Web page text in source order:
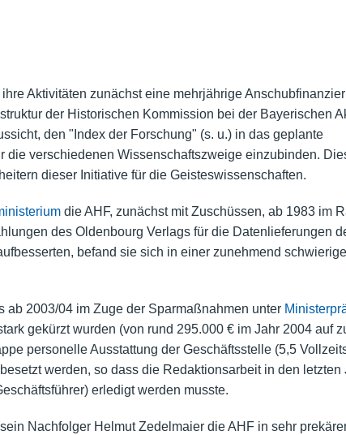
Aktivitäten zunächst eine mehrjährige
der Historischen Kommission bei der Bayerischen
den "Index der Forschung" (s. u.) in das geplante
die verschiedenen Wissenschaftszweige einzubinden.
dieser Initiative für die Geisteswissenschaften.
die AHF, zunächst mit Zuschüssen, ab 1983 im
des Oldenbourg Verlags für die Datenlieferungen
befand sie sich in einer zunehmend
2003/04 im Zuge der Sparmaßnahmen unter
gekürzt wurden (von rund 295.000 € im Jahr 2004 auf
personelle Ausstattung der Geschäftsstelle (5,5
werden, so dass die Redaktionsarbeit in den letzten
erledigt werden musste.
Nachfolger Helmut Zedelmaier die AHF in sehr